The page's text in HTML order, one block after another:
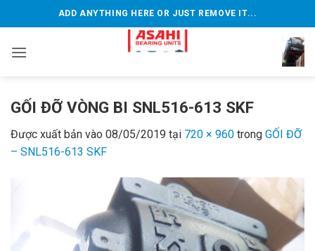
qua
dung
ADD ANYTHING HERE OR JUST REMOVE IT...
GỐI ĐỠ VÒNG BI SNL516-613 SKF
Được xuất bản vào 08/05/2019 tại 720 × 960 trong GỐI ĐỠ
– SNL516-613 SKF